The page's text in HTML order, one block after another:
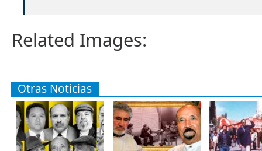
Related Images:
Otras Noticias